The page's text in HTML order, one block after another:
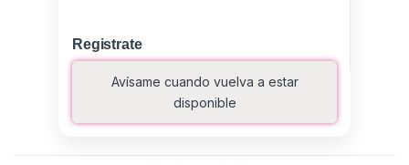
Registrate
Avísame cuando vuelva a estar
disponible